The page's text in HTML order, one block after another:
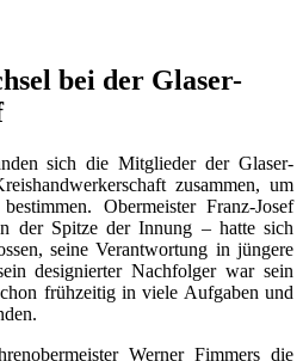
bei der Glaser-
sich die Mitglieder der Glaser-
zusammen, um
Obermeister Franz-Josef
der Spitze der Innung – hatte sich
seine Verantwortung in jüngere
designierter Nachfolger war sein
frühzeitig in viele Aufgaben und
Werner Fimmers die